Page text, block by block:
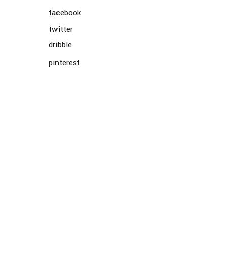
facebook
twitter
dribble
pinterest